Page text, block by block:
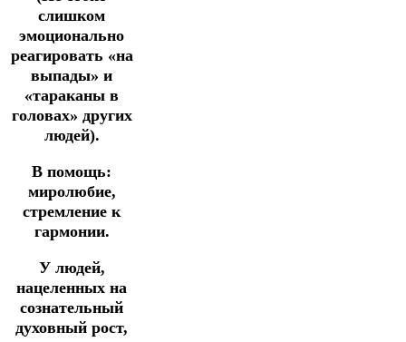
слишком
эмоционально
реагировать «на
выпады» и
«тараканы в
головах» других
людей).
В помощь:
миролюбие,
стремление к
гармонии.
У людей,
нацеленных на
сознательный
духовный рост,